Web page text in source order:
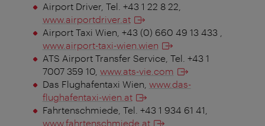
Airport Driver, Tel. +43 1 22 8 22,
www.airportdriver.at
Airport Taxi Wien, +43 (0) 660 49 13 433 ,
www.airport-taxi-wien.wien
ATS Airport Transfer Service, Tel. +43 1
7007 359 10, www.ats-vie.com
Das Flughafentaxi Wien, www.das-
flughafentaxi-wien.at
Fahrtenschmiede, Tel. +43 1 934 61 41,
www.fahrtenschmiede.at